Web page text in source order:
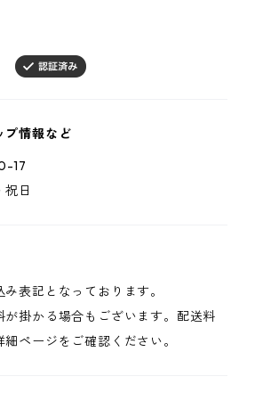
プ情報など
17
祝日
表記となっております。
が掛かる場合もございます。配送料
ページをご確認ください。